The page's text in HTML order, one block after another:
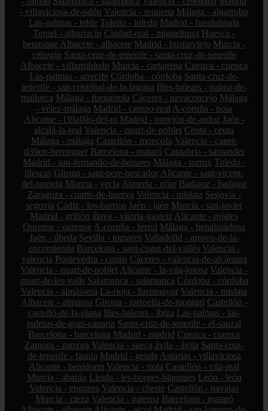
- villaviciosa-de-odón Valencia - requena Málaga - algarrobo
Las-palmas - telde Toledo - toledo Madrid - fuenlabrada
Teruel - albarracín Ciudad-real - miguelturra Huesca -
benasque Albacete - albacete Madrid - bustarviejo Murcia -
cehegín Santa-cruz-de-tenerife - santa-cruz-de-tenerife
Albacete - villarrobledo Murcia - cartagena Cuenca - cuenca
Las-palmas - arrecife Córdoba - córdoba Santa-cruz-de-
tenerife - san-cristóbal-de-la-laguna Illes-balears - palma-de-
mallorca Málaga - fuengirola Cáceres - navaconcejo Málaga
- vélez-málaga Madrid - campo-real A-coruña - noia
Alicante - l39alfàs-del-pi Madrid - torrejón-de-ardoz Jaén -
alcalá-la-real Valencia - quart-de-poblet Ceuta - ceuta
Málaga - málaga Castellón - moncofa Valencia - canet-
d39en-berenguer Barcelona - mataró Cantabria - santander
Madrid - san-fernando-de-henares Málaga - torrox Toledo -
illescas Girona - sant-pere-pescador Alicante - sant-vicent-
del-raspeig Murcia - yecla Almería - níjar Badajoz - badajoz
Zaragoza - cuarte-de-huerva Valencia - mislata Segovia -
segovia Cádiz - los-barrios Jaén - jaén Murcia - san-javier
Madrid - griñón álava - vitoria-gasteiz Alicante - rojales
Ourense - ourense A-coruña - ferrol Málaga - benalmádena
Jaén - úbeda Sevilla - tomares Valladolid - arroyo-de-la-
encomienda Barcelona - sant-cugat-del-vallès Valencia -
valencia Pontevedra - cuntis Cáceres - valencia-de-alcántara
Valencia - quart-de-poblet Alicante - la-vila-joiosa Valencia -
quart-de-les-valls Salamanca - salamanca Córdoba - córdoba
Valencia - almàssera La-rioja - fuenmayor Valencia - mislata
Albacete - almansa Girona - torroella-de-montgrí Castellón -
castelló-de-la-plana Illes-balears - ibiza Las-palmas - las-
palmas-de-gran-canaria Santa-cruz-de-tenerife - el-sauzal
Barcelona - barcelona Madrid - madrid Cuenca - cuenca
Zamora - zamora Valencia - sueca ávila - ávila Santa-cruz-
de-tenerife - fasnia Madrid - getafe Asturias - villaviciosa
Alicante - benidorm Valencia - riola Castellón - vila-real
Murcia - abarán Lleida - les-borges-blanques León - león
Valencia - enguera Valencia - cheste Castellón - navajas
Murcia - cieza Valencia - paterna Barcelona - mataró